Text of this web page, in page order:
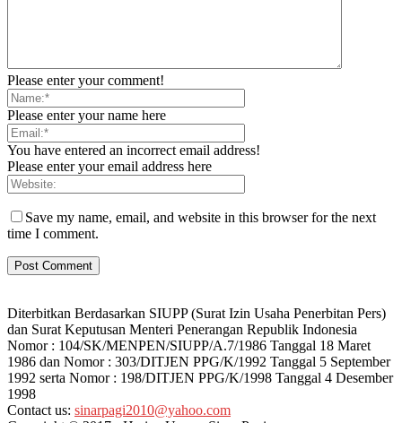
Please enter your comment!
Please enter your name here
You have entered an incorrect email address!
Please enter your email address here
Save my name, email, and website in this browser for the next
time I comment.
Diterbitkan Berdasarkan SIUPP (Surat Izin Usaha Penerbitan Pers)
dan Surat Keputusan Menteri Penerangan Republik Indonesia
Nomor : 104/SK/MENPEN/SIUPP/A.7/1986 Tanggal 18 Maret
1986 dan Nomor : 303/DITJEN PPG/K/1992 Tanggal 5 September
1992 serta Nomor : 198/DITJEN PPG/K/1998 Tanggal 4 Desember
1998
Contact us: sinarpagi2010@yahoo.com